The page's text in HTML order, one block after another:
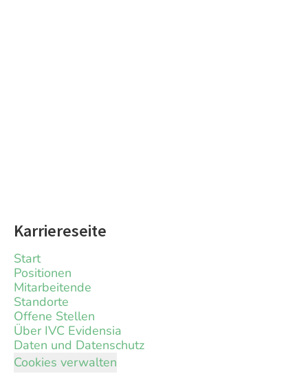
Karriereseite
Start
Positionen
Mitarbeitende
Standorte
Offene Stellen
Über IVC Evidensia
Daten und Datenschutz
Cookies verwalten